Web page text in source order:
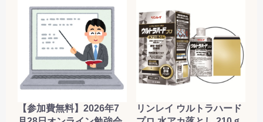
【参加費無料】2026年7
リンレイ ウルトラハード